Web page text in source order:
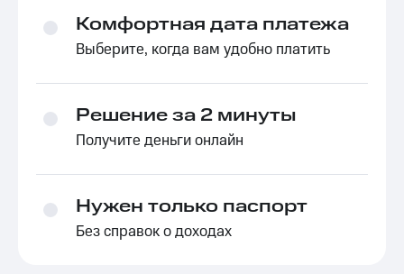
Комфортная дата платежа
Выберите, когда вам удобно платить
Решение за 2 минуты
Получите деньги онлайн
Нужен только паспорт
Без справок о доходах